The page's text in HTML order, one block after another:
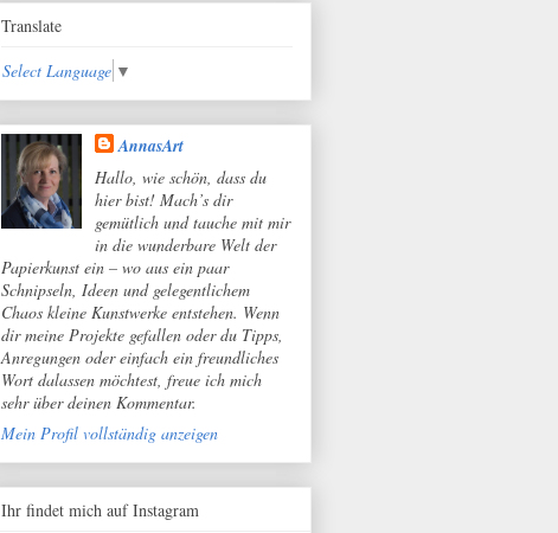
Translate
Select Language ▼
AnnasArt
Hallo, wie schön, dass du
hier bist! Mach’s dir
gemütlich und tauche mit mir
in die wunderbare Welt der
Papierkunst ein – wo aus ein paar
Schnipseln, Ideen und gelegentlichem
Chaos kleine Kunstwerke entstehen. Wenn
dir meine Projekte gefallen oder du Tipps,
Anregungen oder einfach ein freundliches
Wort dalassen möchtest, freue ich mich
sehr über deinen Kommentar.
Mein Profil vollständig anzeigen
Ihr findet mich auf Instagram